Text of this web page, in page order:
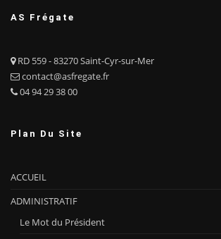
AS Frégate
RD 559 - 83270 Saint-Cyr-sur-Mer
contact@asfregate.fr
04 94 29 38 00
Plan Du Site
ACCUEIL
ADMINISTRATIF
Le Mot du Président